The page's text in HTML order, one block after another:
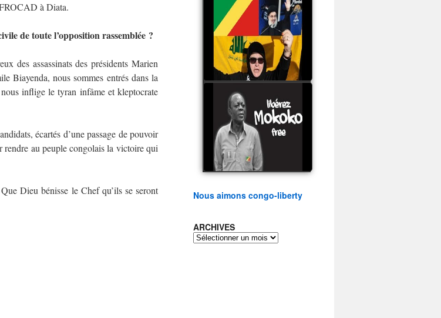
à Diata.
de toute l’opposition rassemblée ?
des assassinats des présidents Marien
Biayenda, nous sommes entrés dans la
inflige le tyran infâme et kleptocrate
écartés d’une passage de pouvoir
rendre au peuple congolais la victoire qui
Dieu bénisse le Chef qu’ils se seront
Les liaisons dangereuses
du clan Sassou Nguesso
avec le Hezbollah
watch video
Le Général Mokoko est
l'unique légitimité
présidentielle du peuple
congolais
watch video
Nous aimons congo-liberty
ARCHIVES
ARCHIVES